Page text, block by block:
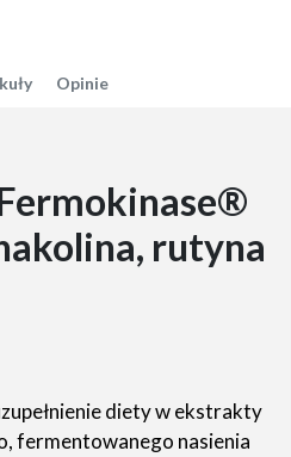
Opinie
rutyna
diety w ekstrakty
fermentowanego nasienia